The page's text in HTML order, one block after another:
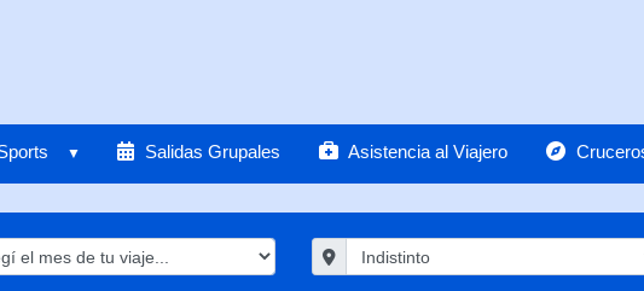
Salidas Grupales Asistencia al Viajero